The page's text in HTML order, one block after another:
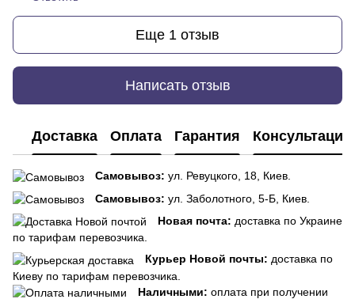
Еще 1 отзыв
Написать отзыв
Доставка Оплата Гарантия Консультация
Самовывоз: ул. Ревуцкого, 18, Киев.
Самовывоз: ул. Заболотного, 5-Б, Киев.
Новая почта: доставка по Украине
по тарифам перевозчика.
Курьер Новой почты: доставка по
Киеву по тарифам перевозчика.
Наличными: оплата при получении